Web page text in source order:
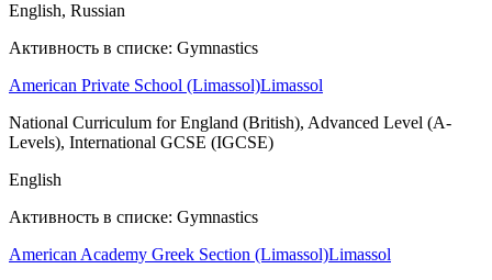
English, Russian
Активность в списке: Gymnastics
American Private School (Limassol)Limassol
National Curriculum for England (British), Advanced Level (A-
Levels), International GCSE (IGCSE)
English
Активность в списке: Gymnastics
American Academy Greek Section (Limassol)Limassol